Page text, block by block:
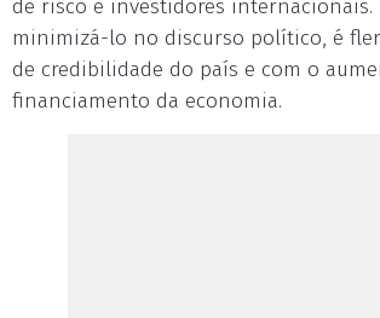
de risco e investidores internacionais.
minimizá-lo no discurso político, é
de credibilidade do país e com o
financiamento da economia.